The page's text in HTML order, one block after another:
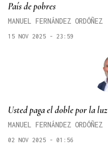
País de pobres
MANUEL FERNÁNDEZ ORDÓÑEZ
15 NOV 2025 - 23:59
Usted paga el doble por la luz
MANUEL FERNÁNDEZ ORDÓÑEZ
02 NOV 2025 - 01:56